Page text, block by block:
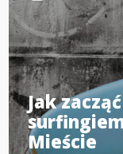
Jak
Mieście